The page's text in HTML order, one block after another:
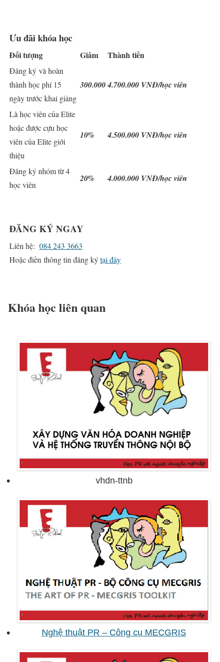
Ưu đãi khóa học
Đối tượng Giảm Thành tiền
Đăng ký và hoàn
thành học phí 15
ngày trước khai giảng
300.0004.700.000 VNĐ/học viên
Là học viên của Elite
hoặc được cựu học
viên của Elite giới
thiệu
10% 4.500.000 VNĐ/học viên
Đăng ký nhóm từ 4
học viên
20% 4.000.000 VNĐ/học viên
ĐĂNG KÝ NGAY
Liên hệ: 084 243 3663
Hoặc điền thông tin đăng kýtại đây
Khóa học liên quan
vhdn-ttnb
Nghệ thuật PR – Công cụ MECGRIS